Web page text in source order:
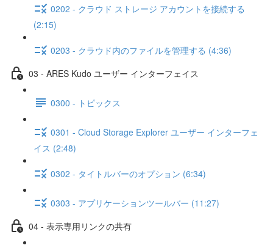
0202 - クラウド ストレージ アカウントを接続する
(2:15)
0203 - クラウド内のファイルを管理する (4:36)
03 - ARES Kudo ユーザー インターフェイス
0300 - トピックス
0301 - Cloud Storage Explorer ユーザー インターフェ
イス (2:48)
0302 - タイトルバーのオプション (6:34)
0303 - アプリケーションツールバー (11:27)
04 - 表示専用リンクの共有